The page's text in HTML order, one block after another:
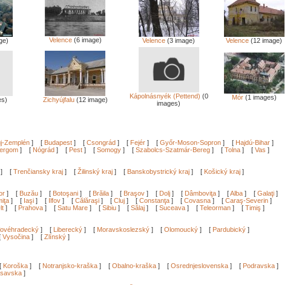
Velence(6 image) Velence (3 image) Velence (12 image)
Zichyújfalu(12 image) Kápolnásnyék (Pettend) (0
images)
Mór(1 images)
Zemplén ] [ Budapest ] [ Csongrád ] [ Fejér ] [ Győr-Moson-Sopron ] [ Hajdú-Bihar ]
] [ Nógrád ] [ Pest ] [ Somogy ] [ Szabolcs-Szatmár-Bereg ] [ Tolna ] [ Vas ]
] [ Trenčiansky kraj ] [ Žilinský kraj ] [ Banskobystrický kraj ] [ Košický kraj ]
] [ Buzău ] [ Botoşani ] [ Brăila ] [ Braşov ] [ Dolj ] [ Dâmboviţa ] [Alba ] [ Galaţi ]
] [ Iaşi ] [ Ilfov ] [ Călăraşi ] [ Cluj ] [ Constanţa ] [ Covasna ] [ Caraş-Severin ]
] [ Prahova ] [ Satu Mare ] [ Sibiu ] [ Sălaj ] [ Suceava ] [ Teleorman ] [ Timiş ]
] [ Liberecký ] [ Moravskoslezský ] [ Olomoucký ] [ Pardubický ]
Vysočina ] [ Zlínský ]
[ Koroška ] [ Notranjsko-kraška ] [ Obalno-kraška ] [ Osrednjeslovenska ] [ Podravska ]
]